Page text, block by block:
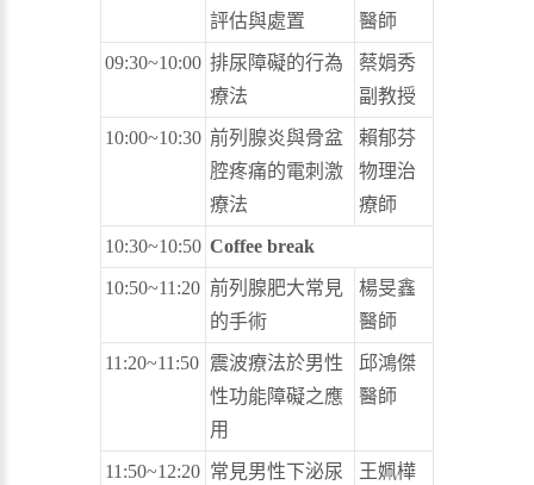
評估與處置
醫師
09:30~10:00 排尿障礙的行為
療法
蔡娟秀
副教授
10:00~10:30 前列腺炎與骨盆
腔疼痛的電刺激
療法
賴郁芬
物理治
療師
10:30~10:50 Coffee break
10:50~11:20 前列腺肥大常見
的手術
楊旻鑫
醫師
11:20~11:50 震波療法於男性
性功能障礙之應
用
邱鴻傑
醫師
11:50~12:20 常見男性下泌尿
王姵樺